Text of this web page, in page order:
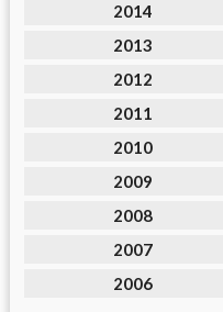
2014
2013
2012
2011
2010
2009
2008
2007
2006